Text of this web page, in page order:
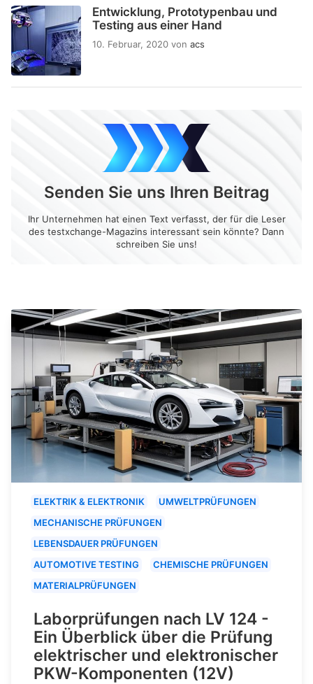
Entwicklung, Prototypenbau und
Testing aus einer Hand
10. Februar, 2020 von acs
Senden Sie uns Ihren Beitrag
Ihr Unternehmen hat einen Text verfasst, der für die Leser
des testxchange-Magazins interessant sein könnte? Dann
schreiben Sie uns!
ELEKTRIK & ELEKTRONIK
UMWELTPRÜFUNGEN
MECHANISCHE PRÜFUNGEN
LEBENSDAUER PRÜFUNGEN
AUTOMOTIVE TESTING
CHEMISCHE PRÜFUNGEN
MATERIALPRÜFUNGEN
Laborprüfungen nach LV 124 -
Ein Überblick über die Prüfung
elektrischer und elektronischer
PKW-Komponenten (12V)